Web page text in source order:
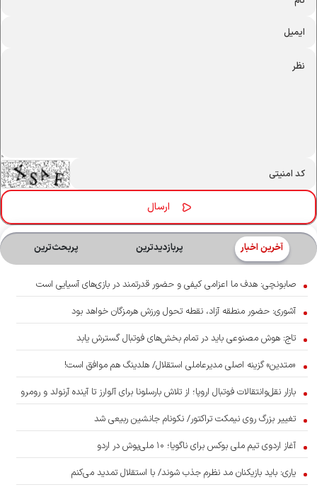
آخرین اخبار پربازدیدترین پربحث‌ترین‌
صابونچی: هدف ما اعزامی کیفی و حضور قدرتمند در بازی‌های آسیایی است
آشوری‌: حضور منطقه آزاد، نقطه تحول ورزش هرمزگان خواهد بود
تاج: هوش مصنوعی باید در تمام بخش‌های فوتبال گسترش یابد
«متدین» گزینه اصلی مدیرعاملی استقلال/ هلدینگ هم موافق است!
بازار نقل‌وانتقالات فوتبال اروپا؛ از تلاش بارسلونا برای آلوارز تا آینده آرنولد و رومرو
تغییر بزرگ روی نیمکت تراکتور/ نکونام جانشین ربیعی شد
آغاز اردوی تیم ملی بوکس برای ناگویا؛ ۱۰ ملی‌پوش در اردو
یاری: باید بازیکنان مد نظرم جذب شوند/ با استقلال تمدید می‌کنم